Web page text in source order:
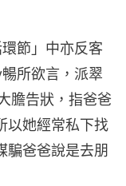
節」中亦反客
所欲言，派翠
膽告狀，指爸爸
以她經常私下找
騙爸爸說是去朋